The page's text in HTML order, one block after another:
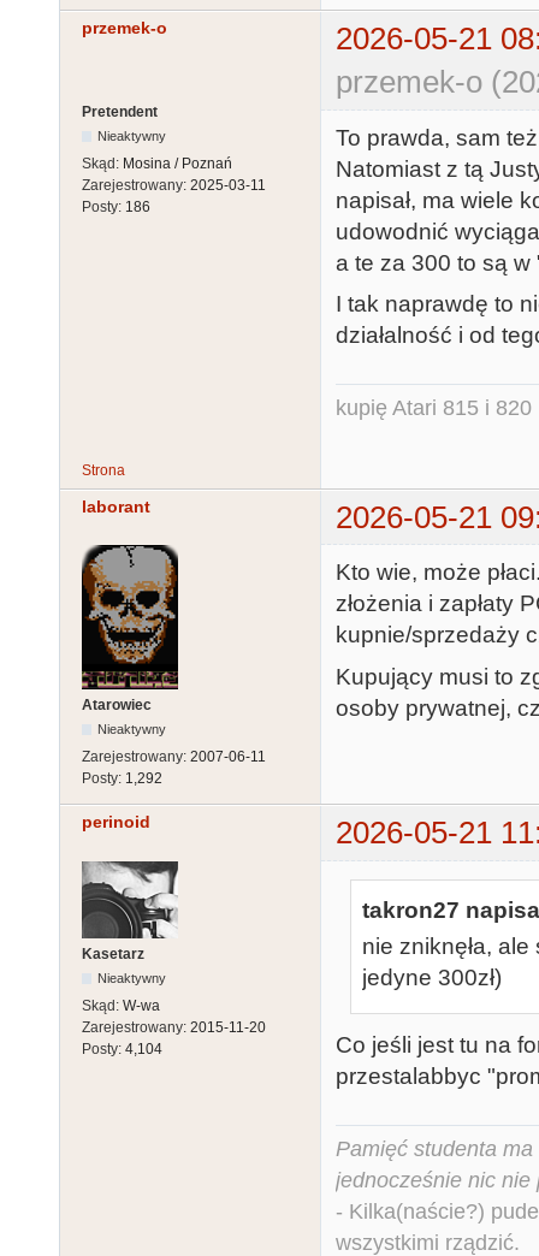
przemek-o
2026-05-21
przemek-o
Pretendent
Nieaktywny
Skąd: Mosina / Poznań
Zarejestrowany: 2025-03-11
Posty: 186
To prawda, sam
Natomiast z tą
napisał, ma wiele
udowodnić
a te za 300 to są w
I tak naprawdę to
działalność i od
kupię Atari 815 i 820
Strona
laborant 2026-05-21
Atarowiec
Nieaktywny
Zarejestrowany: 2007-06-11
Posty: 1,292
Kto wie, może
złożenia i zapłaty
kupnie/sprzedaży
Kupujący musi to
osoby prywatnej,
perinoid 2026-05-21
Kasetarz
Nieaktywny
Skąd: W-wa
Zarejestrowany: 2015-11-20
Posty: 4,104
takron27
nie zniknęła,
jedyne 300zł)
Co jeśli jest tu na
przestalabbyc
Pamięć studenta
jednocześnie nic nie
- Kilka(naście?)
wszystkimi rządzić.